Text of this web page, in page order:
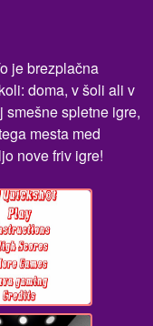
je brezplačna
doma, v šoli ali v
spletne igre,
mesta med
nove friv igre!